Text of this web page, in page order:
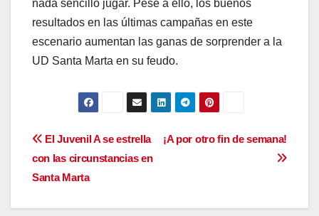
nada sencillo jugar. Pese a ello, los buenos
resultados en las últimas campañas en este
escenario aumentan las ganas de sorprender a la
UD Santa Marta en su feudo.
Navegación
de
entradas
¡A por otro fin de semana!
El Juvenil A se estrella
con las circunstancias en
Santa Marta